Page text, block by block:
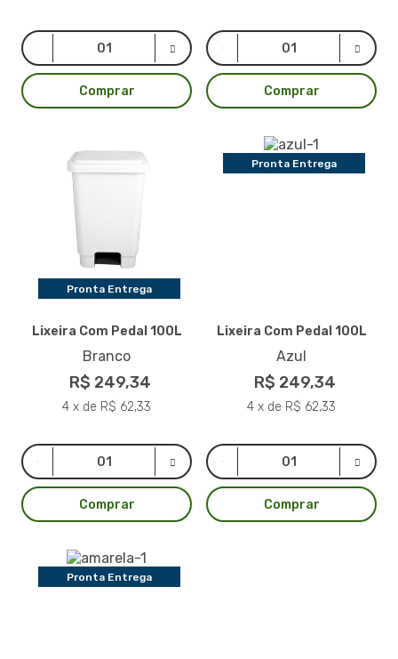
Comprar Comprar
Pronta Entrega
Lixeira Com Pedal 100L
Branco
R$ 249,34
4 x de R$ 62,33
Comprar
Pronta Entrega
Lixeira Com Pedal 100L
Azul
R$ 249,34
4 x de R$ 62,33
Comprar
Pronta Entrega